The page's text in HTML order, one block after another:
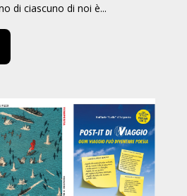
di ciascuno di noi è...